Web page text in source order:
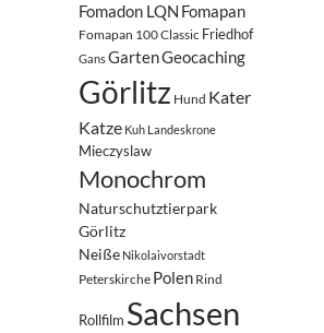
Fomadon LQN Fomapan
Fomapan 100 Classic Friedhof
GansGartenGeocaching
Görlitz Hund Kater
Katze Kuh Landeskrone
Mieczyslaw
Monochrom
Naturschutztierpark
Görlitz
Neiße Nikolaivorstadt
Peterskirche Polen Rind
Rollfilm Sachsen